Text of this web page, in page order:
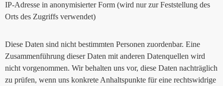
IP-Adresse in anonymisierter Form (wird nur zur Feststellung des
Orts des Zugriffs verwendet)
Diese Daten sind nicht bestimmten Personen zuordenbar. Eine
Zusammenführung dieser Daten mit anderen Datenquellen wird
nicht vorgenommen. Wir behalten uns vor, diese Daten nachträglich
zu prüfen, wenn uns konkrete Anhaltspunkte für eine rechtswidrige